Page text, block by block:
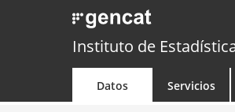
Instituto de
Datos Servicios